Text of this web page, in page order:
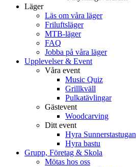
Läger
Läs om våra läger
Friluftsläger
MTB-läger
FAQ
Jobba på våra läger
Upplevelser & Event
Våra event
Music Quiz
Grillkväll
Pulkatävlingar
Gästevent
Woodcarving
Ditt event
Hyra Sunnerstastugan
Hyra bastu
Grupp, Företag & Skola
Mötas hos oss